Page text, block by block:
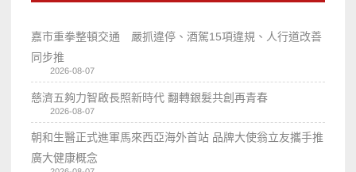
嘉市重拳整頓交通 嚴抓違停、酒駕15項違規、人行道改善
同步推
2026-08-07
慈濟五夠力智啟長照新時代 翻轉銀髮共創再青春
2026-08-07
朝和生醫正式進軍馬來西亞海外首站 品牌大使翁立友攜手推
廣大健康概念